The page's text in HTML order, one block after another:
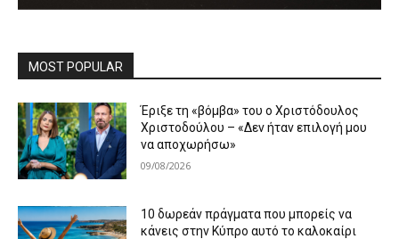
MOST POPULAR
Έριξε τη «βόμβα» του ο Χριστόδουλος
Χριστοδούλου – «Δεν ήταν επιλογή μου
να αποχωρήσω»
09/08/2026
10 δωρεάν πράγματα που μπορείς να
κάνεις στην Κύπρο αυτό το καλοκαίρι